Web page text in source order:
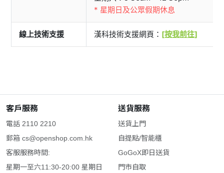
* 星期日及公眾假期休息
線上技術支援 漢科技術支援網頁： [按我前往]
客戶服務
電話 2110 2210
郵箱 cs@openshop.com.hk
客服服務時間:
星期一至六11:30-20:00 星期日
送貨服務
送貨上門
自提點/智能櫃
GoGoX即日送貨
門市自取